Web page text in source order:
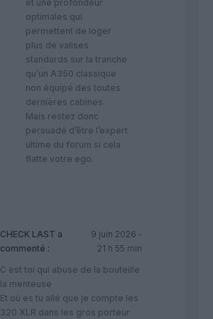
et une profondeur
optimales qui
permettent de loger
plus de valises
standards sur la tranche
qu’un A350 classique
non équipé des toutes
dernières cabines.
​Mais restez donc
persuadé d’être l’expert
ultime du forum si cela
flatte votre ego.
CHECK LAST a
commenté :
9 juin 2026 -
21 h 55 min
C est toi qui abuse de la bouteille
la menteuse
Et où es tu allé que je compte les
320 XLR dans les gros porteur